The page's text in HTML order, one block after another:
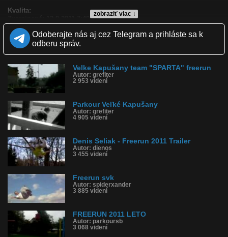
zobraziť viac ↓
Kvalita:
Páči sa: 100% (1 hlasov)
Obľúbené: 0
Komentárov: 0
Tagy: šport
História sledovanosti videa:
Odoberajte nás aj cez Telegram a prihláste sa k
odberu správ.
Velke Kapušany team "SPARTA" freerun
Autor: grefiter
2 953 videní
Parkour Veľké Kapušany
Autor: grefiter
4 905 videní
Denis Seliak - Freerun 2011 Trailer
Autor: dienos
3 455 videní
Freerun svk
Autor: spiderxander
3 885 videní
FREERUN 2011 LETO
Autor: parkoursb
3 068 videní